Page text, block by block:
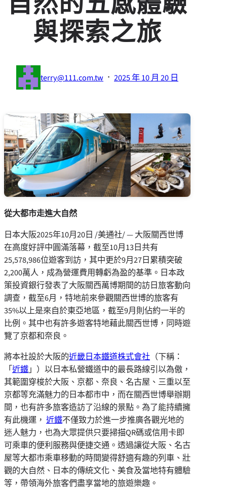
與探索之旅
terry@111.com.tw · 2025 年 10 月 20 日
從大都市走進大自然
日本大阪2025年10月20日 /美通社/ — 大阪關西世博
在高度好評中圓滿落幕，截至10月13日共有
25,578,986位遊客到訪，其中更於9月27日累積突破
2,200萬人，成為營運費用轉虧為盈的基準。日本政
策投資銀行發表了大阪關西萬博期間的訪日旅客動向
調查，截至6月，特地前來參觀關西世博的旅客有
35%以上是來自於東亞地區，截至9月則佔約一半的
比例。其中也有許多遊客特地藉此關西世博，同時遊
覽了京都和奈良。
將本社設於大阪的近畿日本鐵道株式會社 （下稱：
「近鐵」）以日本私營鐵道中的最長路線引以為傲，
其範圍穿梭於大阪、京都、奈良、名古屋、三重以至
京都等充滿魅力的日本都市中，而在關西世博舉辦期
間，也有許多旅客造訪了沿線的景點。為了能持續擁
有此機運， 近鐵不僅致力於進一步推廣各觀光地的
迷人魅力，也為大眾提供只要掃描QR碼或信用卡即
可乘車的便利服務與便捷交通。透過讓從大阪、名古
屋等大都市乘車移動的時間變得舒適有趣的列車、壯
觀的大自然、日本的傳統文化、美食及當地特有體驗
等，帶領海外旅客們盡享當地的旅遊樂趣。